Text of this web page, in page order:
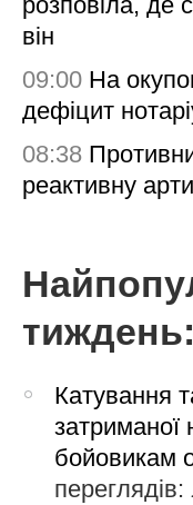
він
09:00 На
дефіцит
08:38
реактивну
тиждень:
Катування
затриманої
бойовикам
переглядів: